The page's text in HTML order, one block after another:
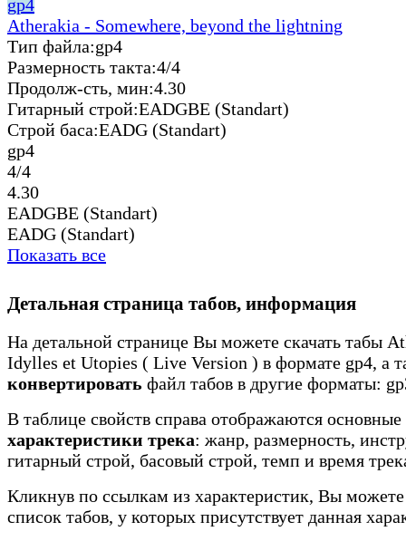
gp4
Atherakia - Somewhere, beyond the lightning
Тип файла:gp4
Размерность такта:4/4
Продолж-сть, мин:4.30
Гитарный строй:EADGBE (Standart)
Строй баса:EADG (Standart)
gp4
4/4
4.30
EADGBE (Standart)
EADG (Standart)
Показать все
Детальная страница табов, информация
На детальной странице Вы можете скачать табы
Idylles et Utopies ( Live Version ) в формате gp4, а
конвертировать файл табов в другие форматы:
В таблице свойств справа отображаются основные
характеристики трека: жанр, размерность,
гитарный строй, басовый строй, темп и время
Кликнув по ссылкам из характеристик, Вы
список табов, у которых присутствует данная